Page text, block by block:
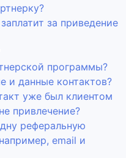
за приведение
программы?
и данные контактов?
уже был клиентом
привлечение?
реферальную
email и